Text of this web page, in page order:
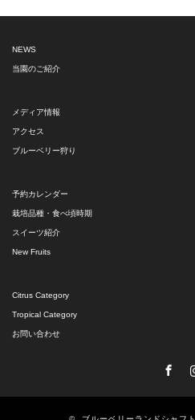
NEWS
当園のご紹介
メディア情報
アクセス
ブルーベリー狩り
予約カレンダー
栽培品種・食べ頃時期
スイーツ紹介
New Fruits
Citrus Category
Tropical Category
お問い合わせ